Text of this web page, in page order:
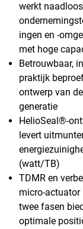
werkt
ingen en -
met hoge
Betrouwbaar,
praktijk
ontwerp van
generatie
HelioSeal®-
levert
(watt/TB)
TDMR en
micro-actuator
twee fasen
optimale